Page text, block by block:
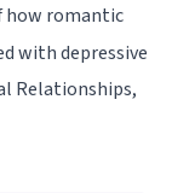
how romantic
with depressive
Relationships,